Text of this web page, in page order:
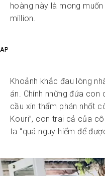
hoàng này là mong
million.
AP
Khoảnh khắc đau lòng
án. Chính những đứa
cầu xin thẩm phán nhốt
Kouri”, con trai cả của
ta “quá nguy hiểm để